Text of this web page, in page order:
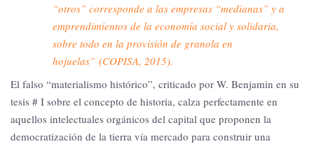
“otros” corresponde a las empresas “medianas” y a
emprendimientos de la economía social y solidaria,
sobre todo en la provisión de granola en
hojuelas” (COPISA, 2015).
El falso “materialismo histórico”, criticado por W. Benjamin en su
tesis # I sobre el concepto de historia, calza perfectamente en
aquellos intelectuales orgánicos del capital que proponen la
democratización de la tierra vía mercado para construir una